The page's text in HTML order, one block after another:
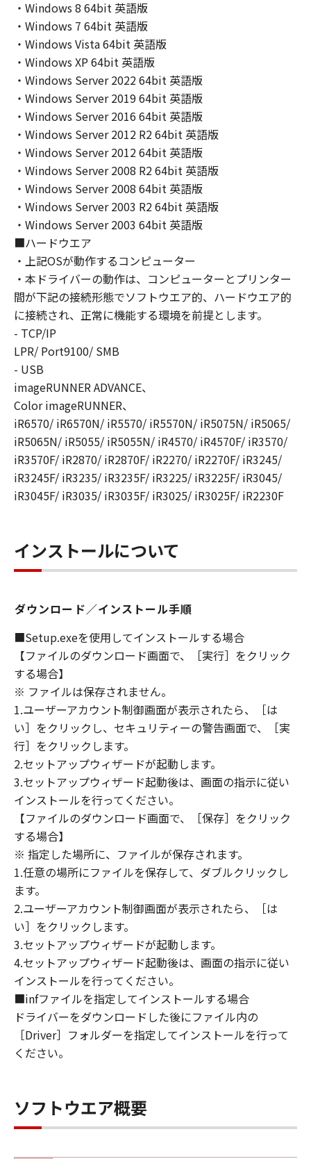
PERFORMANCE OF THE SOFTWARE IS WITH
YOU. SHOULD THE SOFTWARE PROVE
DEFECTIVE, YOU ASSUME THE ENTIRE COST
OF ALL NECESSARY SERVICING, REPAIR OR
CORRECTION. SOME STATES OR LEGAL
JURISDICTIONS DO NOT ALLOW THE
EXCLUSION OF IMPLIED WARRANTIES, SO
THE ABOVE EXCLUSION MAY NOT APPLY TO
YOU.
THIS WARRANTY GIVES YOU SPECIFIC LEGAL
RIGHTS AND YOU MAY ALSO HAVE OTHER
RIGHTS WHICH VARY FROM STATE TO STATE
OR JURISDICTION TO JURISDICTION.
NEITHER CANON, CANON'S SUBSIDIARIES OR
AFFILIATES, THEIR DISTRIBUTORS, OR
DEALERS NOR CANON'S LICENSORS
WARRANT THAT THE FUNCTIONS
CONTAINED IN THE SOFTWARE WILL MEET
YOUR REQUIREMENTS OR THAT THE
OPERATION OF THE SOFTWARE WILL BE
UNINTERRUPTED OR ERROR FREE.
[NO LIABILITY FOR DAMAGES] IN NO EVENT
SHALL EITHER CANON, CANON'S
SUBSIDIARIES OR AFFILIATES, THEIR
DISTRIBUTORS DEALERS OR CANON'S
LICENSORS BE LIABLE FOR ANY DAMAGES
WHATSOEVER (INCLUDING WITHOUT
LIMITATION, LOSS OF BUSINESS PROFITS,
LOSS OF BUSINESS INFORMATION, LOSS OF
BUSINESS INTERRUPTION OR OTHER
THE SOFTWARE, USE THEREOF OR INABILITY
TO USE THE SOFTWARE EVEN IF EITHER
AFFILIATES, THEIR DISTRIBUTORS, DEALERS
OR CANON'S LICENSORS HAVE BEEN ADVISED
OF THE POSSIBILITY OF SUCH DAMAGES.
SOME STATES OR LEGAL JURISDICTIONS DO
NOT ALLOW THE LIMITATION OR EXCLUSION
OF LIABILITY FOR INCIDENTAL OR
CONSEQUENTIAL DAMAGES, OR PERSONAL
INJURY OR DEATH RESULTING FROM
NEGLIGENCE ON THE PART OF THE SELLER,
SO THE ABOVE LIMITATION OR EXCLUSION
MAY NOT APPLY TO YOU.
[RELEASE OF LIABILITY] TO THE FULL
EXTENT PERMITTED BY APPLICABLE LAW,
YOU HEREBY RELEASE CANON, CANON'S
SUBSIDIARIES AND AFFILIATES, THEIR
DISTRIBUTORS, DEALERS AND CANON'S
LICENSORS FROM ANY AND ALL LIABILITY
CONCERNING THE SOFTWARE OR ITS USE.
8. TERM
This Agreement is effective upon your
acceptance hereof by clicking the button
indicating your acceptance as stated below or
installing the SOFTWARE and remains in
effect until terminated. You may terminate
this Agreement by destroying the SOFTWARE
including any and all copies thereof.
This Agreement shall also terminate if you fail
Canon enforcing its respective legal rights,
you must then promptly destroy the
SOFTWARE including any and all copies
・Windows 8 64bit 英語版
・Windows 7 64bit 英語版
・Windows Vista 64bit 英語版
・Windows XP 64bit 英語版
・Windows Server 2022 64bit 英語版
・Windows Server 2019 64bit 英語版
・Windows Server 2016 64bit 英語版
・Windows Server 2012 R2 64bit 英語版
・Windows Server 2012 64bit 英語版
・Windows Server 2008 R2 64bit 英語版
・Windows Server 2008 64bit 英語版
・Windows Server 2003 R2 64bit 英語版
・Windows Server 2003 64bit 英語版
■ハードウエア
・上記OSが動作するコンピューター
・本ドライバーの動作は、コンピューターとプリンター
間が下記の接続形態でソフトウエア的、ハードウエア的
に接続され、正常に機能する環境を前提とします。
- TCP/IP
LPR/ Port9100/ SMB
- USB
imageRUNNER ADVANCE、
Color imageRUNNER、
iR6570/ iR6570N/ iR5570/ iR5570N/ iR5075N/ iR5065/
iR5065N/ iR5055/ iR5055N/ iR4570/ iR4570F/ iR3570/
iR3570F/ iR2870/ iR2870F/ iR2270/ iR2270F/ iR3245/
iR3245F/ iR3235/ iR3235F/ iR3225/ iR3225F/ iR3045/
iR3045F/ iR3035/ iR3035F/ iR3025/ iR3025F/ iR2230F
インストールについて
ダウンロード／インストール手順
■Setup.exeを使用してインストールする場合
【ファイルのダウンロード画面で、［実行］をクリック
する場合】
※ ファイルは保存されません。
1.ユーザーアカウント制御画面が表示されたら、［は
い］をクリックし、セキュリティーの警告画面で、［実
行］をクリックします。
2.セットアップウィザードが起動します。
3.セットアップウィザード起動後は、画面の指示に従い
インストールを行ってください。
【ファイルのダウンロード画面で、［保存］をクリック
する場合】
※ 指定した場所に、ファイルが保存されます。
1.任意の場所にファイルを保存して、ダブルクリックし
ます。
2.ユーザーアカウント制御画面が表示されたら、［は
い］をクリックします。
3.セットアップウィザードが起動します。
4.セットアップウィザード起動後は、画面の指示に従い
インストールを行ってください。
■infファイルを指定してインストールする場合
ドライバーをダウンロードした後にファイル内の
［Driver］フォルダーを指定してインストールを行って
ください。
ソフトウエア概要